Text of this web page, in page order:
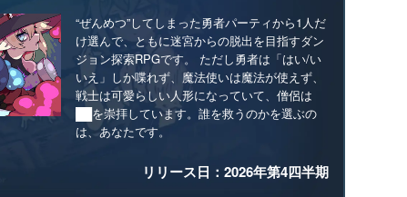
“ぜんめつ”してしまった勇者パーティから1人だ
け選んで、ともに迷宮からの脱出を目指すダン
ジョン探索RPGです。 ただし勇者は「はい/い
いえ」しか喋れず、魔法使いは魔法が使えず、
戦士は可愛らしい人形になっていて、僧侶は
██を崇拝しています。誰を救うのかを選ぶの
は、あなたです。
リリース日：2026年第4四半期